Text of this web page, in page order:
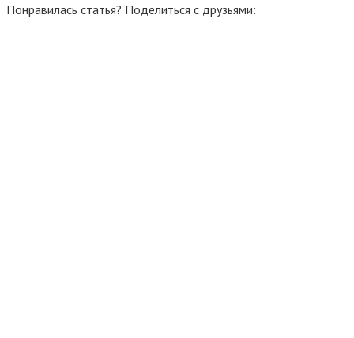
Понравилась статья? Поделиться с друзьями: